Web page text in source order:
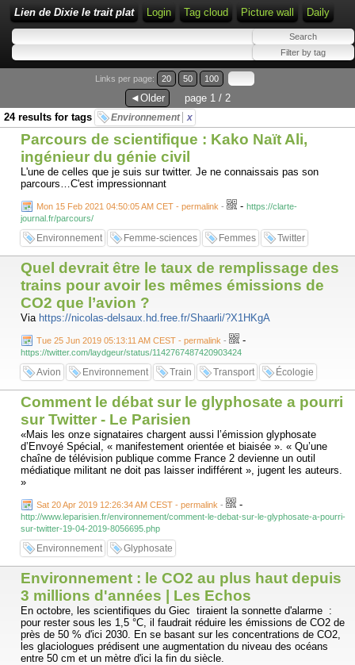
Lien de Dixie le trait plat Login Tag cloud Picture wall Daily
Links per page: 20 50 100
◄Older
page 1 / 2
24 results for tags
Environnement x
Parcours de scientifique : Kako Naït Ali,
ingénieur du génie civil
L'une de celles que je suis sur twitter. Je ne connaissais pas son
parcours…C'est impressionnant
Mon 15 Feb 2021 04:50:05 AM CET - permalink - - https://clarte-
journal.fr/parcours/
Environnement Femme-sciences Femmes Twitter
Quel devrait être le taux de remplissage des
trains pour avoir les mêmes émissions de
CO2 que l’avion ?
Via https://nicolas-delsaux.hd.free.fr/Shaarli/?X1HKgA
Tue 25 Jun 2019 05:13:11 AM CEST - permalink - -
https://twitter.com/laydgeur/status/1142767487420903424
Avion Environnement Train Transport Écologie
Comment le débat sur le glyphosate a pourri
sur Twitter - Le Parisien
«Mais les onze signataires chargent aussi l’émission glyphosate
d’Envoyé Spécial, « manifestement orientée et biaisée ». « Qu’une
chaîne de télévision publique comme France 2 devienne un outil
médiatique militant ne doit pas laisser indifférent », jugent les auteurs.
»
Sat 20 Apr 2019 12:26:34 AM CEST - permalink - -
http://www.leparisien.fr/environnement/comment-le-debat-sur-le-glyphosate-a-pourri-
sur-twitter-19-04-2019-8056695.php
Environnement Glyphosate
Environnement : le CO2 au plus haut depuis
3 millions d'années | Les Echos
En octobre, les scientifiques du Giec tiraient la sonnette d'alarme :
pour rester sous les 1,5 °C, il faudrait réduire les émissions de CO2 de
près de 50 % d'ici 2030. En se basant sur les concentrations de CO2,
les glaciologues prédisent une augmentation du niveau des océans
entre 50 cm et un mètre d'ici la fin du siècle.